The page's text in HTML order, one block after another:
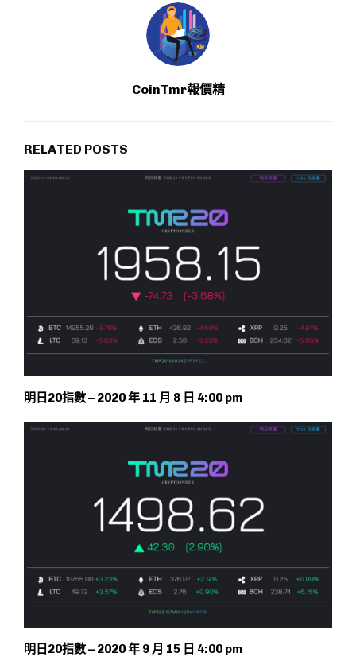
CoinTmr報價精
RELATED POSTS
明日20指數 – 2020 年 11 月 8 日 4:00 pm
明日20指數 – 2020 年 9 月 15 日 4:00 pm